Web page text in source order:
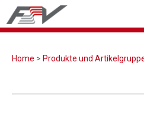
Home > Produkte und